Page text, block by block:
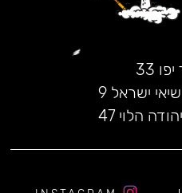
33
ישראל 9
יהודה הלוי 47